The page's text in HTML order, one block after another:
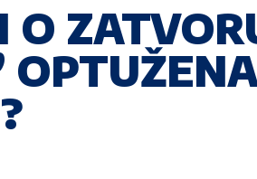
O